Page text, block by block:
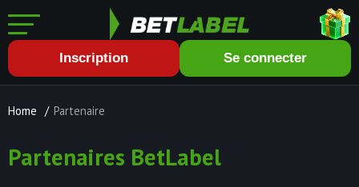
Inscription Se connecter
Home / Partenaire
Partenaires BetLabel